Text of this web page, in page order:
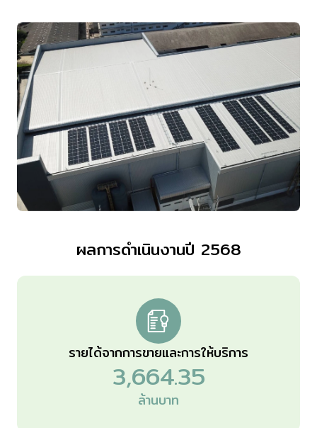
ผลการดำเนินงานปี 2568
รายได้จากการขายและการให้บริการ
3,664.35
ล้านบาท